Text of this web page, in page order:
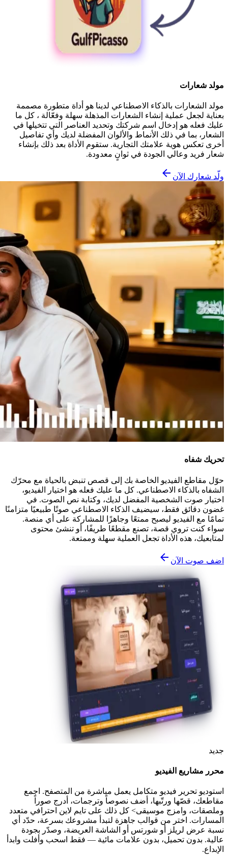
مولد شعارات
مولد الشعارات بالذكاء الاصطناعي لدينا هو أداة متطورة مصممة
بعناية لجعل عملية إنشاء الشعارات المذهلة سهلة وفعّالة ، كل ما
عليك فعله هو إدخال اسم شركتك وتحديد العناصر التي تتخيلها في
الشعار، بما في ذلك الأنماط والألوان المفضلة لديك وأي تفاصيل
أخرى تعكس هوية علامتك التجارية. ستقوم الأداة بعد ذلك بإنشاء
شعار فريد وعالي الجودة في ثوانٍ معدودة.
ولّد شعارك الآن
تحريك شفاه
حوّل مقاطع الفيديو الخاصة بك إلى قصص تنبض بالحياة مع محرّك
الشفاه بالذكاء الاصطناعي. كل ما عليك فعله هو اختيار الفيديو،
اختيار صوت الشخصية المفضل لديك، وكتابة نص الصوت. في
غضون دقائق فقط، سيضيف الذكاء الاصطناعي صوتًا طبيعيًا متزامنًا
تمامًا مع الفيديو ليصبح ممتعًا وجاهزًا للمشاركة على أي منصة.
سواء كنت تروي قصة، تصنع مقطعًا طريفًا، أو تنشئ محتوى
لمتابعيك، هذه الأداة تجعل العملية سهلة وممتعة.
اضف صوت الآن
جديد
محرر مشاريع الفيديو
استوديو تحرير فيديو متكامل يعمل مباشرة من المتصفح. اجمع
مقاطعك، قصّها ورتّبها، أضف نصوصاً وترجمات، أدرج صوراً
وملصقات، وامزج موسيقى> كل ذلك على تايم لاين احترافي متعدد
المسارات. اختر من قوالب جاهزة لتبدأ مشروعك بسرعة، حدّد أي
نسبة عرض لريلز أو شورتس أو الشاشة العريضة، وصدّر بجودة
عالية. بدون تحميل، بدون علامات مائية — فقط اسحب وأفلت وابدأ
الإبداع.